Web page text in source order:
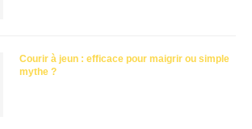
Courir à jeun : efficace pour maigrir ou simple
mythe ?